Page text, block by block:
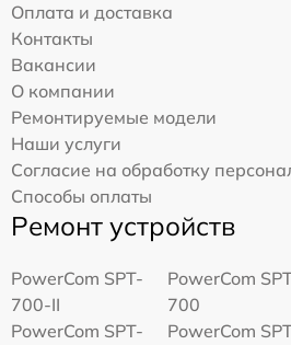
Оплата и доставка
Контакты
Вакансии
О компании
Ремонтируемые модели
Наши услуги
Согласие на обработку
Способы оплаты
Ремонт устройств
PowerCom SPT-
700-II
PowerCom
700
PowerCom SPT-
PowerCom